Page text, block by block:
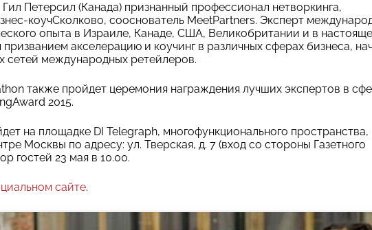
Петерсил (Канада) признанный профессионал нетворкинга,
коучСколково, сооснователь MeetPartners. Эксперт
опыта в Израиле, Канаде, США, Великобритании и в
акселерацию и коучинг в различных сферах бизнеса,
сетей международных ретейлеров.
также пройдет церемония награждения лучших экспертов в
2015.
на площадке DI Telegraph, многофункционального пространства,
Москвы по адресу: ул. Тверская, д. 7 (вход со стороны Газетного
гостей 23 мая в 10.00.
сайте.